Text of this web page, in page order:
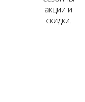
акции и
скидки.